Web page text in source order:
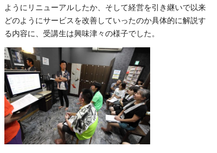
ようにリニューアルしたか、そして経営を引き継いで以来
どのようにサービスを改善していったのか具体的に解説す
る内容に、受講生は興味津々の様子でした。